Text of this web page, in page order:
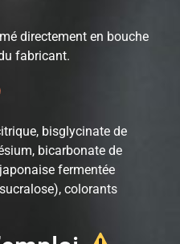
directement en bouche
fabricant.
bisglycinate de
bicarbonate de
fermentée
colorants